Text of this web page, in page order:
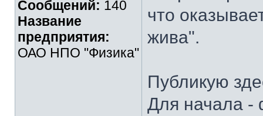
Сообщений: 140
Название
предприятия:
ОАО НПО "Физика"
что
жива".
Публикую
Для начала -